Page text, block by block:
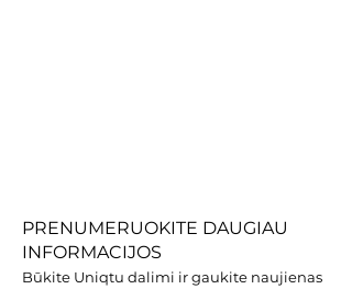
PRENUMERUOKITE DAUGIAU
INFORMACIJOS
Būkite Uniqtu dalimi ir gaukite naujienas